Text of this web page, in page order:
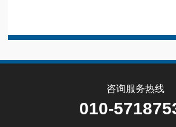
咨询服务热线
010-